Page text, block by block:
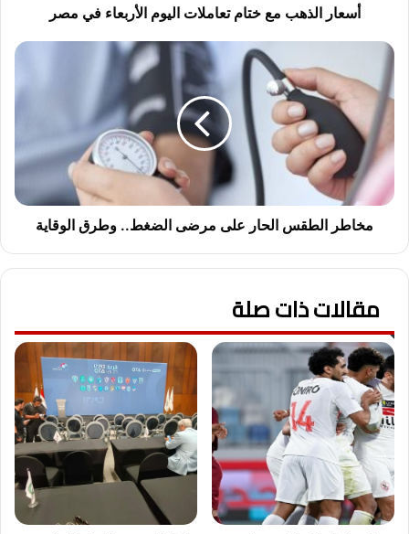
ع
خ
ت
م
ت
م
و
م
ا
ل
أ
ر
ع
ا
ء
أسعار الذهب مع ختام تعاملات اليوم الأربعاء في مصر
م
خ
ا
ط
ا
ط
ق
ع
ل
ى
م
ر
ض
ى
ا
ل
ض
مخاطر الطقس الحار على مرضى الضغط.. وطرق الوقاية
مقالات ذات صلة